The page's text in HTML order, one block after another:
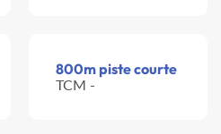
800m piste courte
TCM -